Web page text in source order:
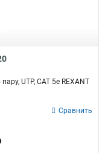
UTP, CAT 5e REXANT
Сравнить